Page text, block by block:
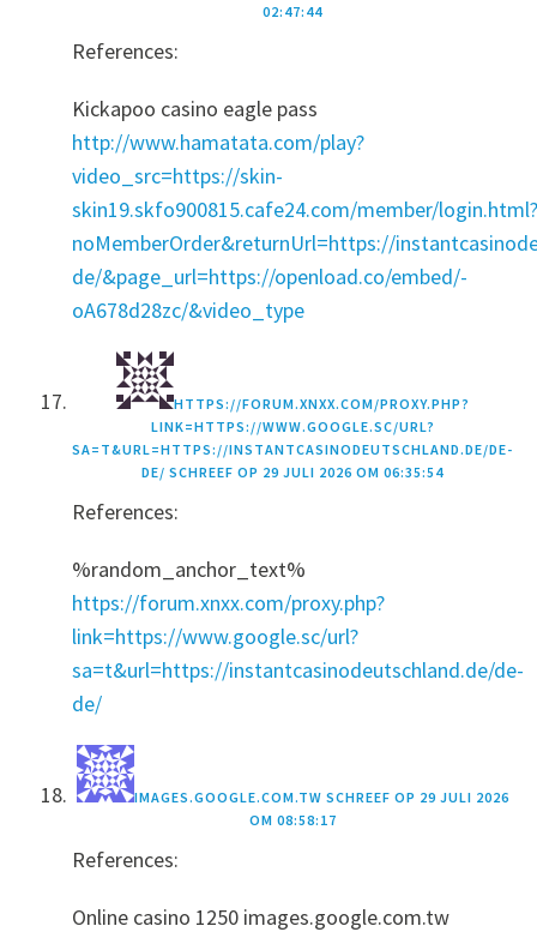
02:47:44
References:
Kickapoo casino eagle pass
http://www.hamatata.com/play?
video_src=https://skin-
skin19.skfo900815.cafe24.com/member/login.html?
noMemberOrder&returnUrl=https://
de/&page_url=https://openload.co/embed/-
oA678d28zc/&video_type
HTTPS://FORUM.XNXX.COM/PROXY.PHP?
LINK=HTTPS://WWW.GOOGLE.SC/URL?
SA=T&URL=HTTPS://INSTANTCASINODEUTSCHLAND.DE/DE-
DE/ SCHREEF OP 29 JULI 2026 OM 06:35:54
References:
%random_anchor_text%
https://forum.xnxx.com/proxy.php?
link=https://www.google.sc/url?
sa=t&url=https://instantcasinodeutschland.de/de-
de/
IMAGES.GOOGLE.COM.TW SCHREEF OP 29 JULI 2026
OM 08:58:17
References:
Online casino 1250 images.google.com.tw